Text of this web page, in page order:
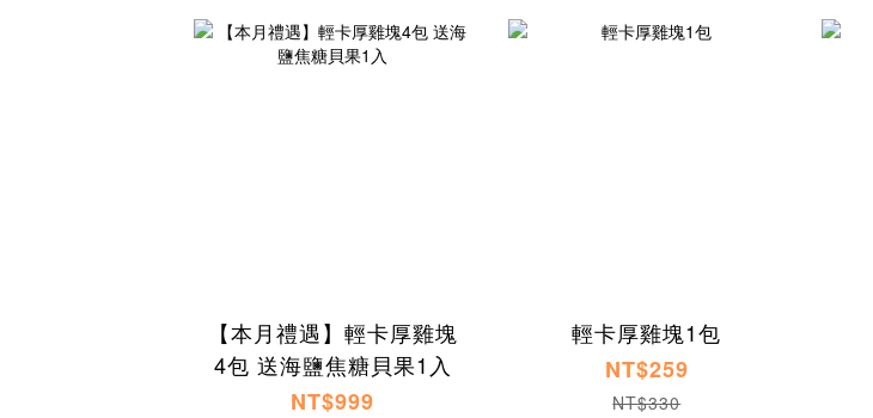
【本月禮遇】輕卡厚雞塊
4包 送海鹽焦糖貝果1入
NT$999
輕卡厚雞塊1包
NT$259
NT$330